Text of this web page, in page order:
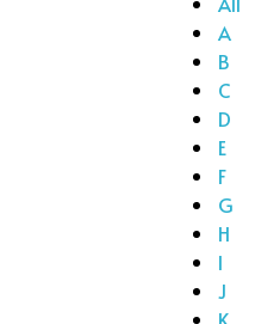
A
B
C
D
E
F
G
H
I
J
K